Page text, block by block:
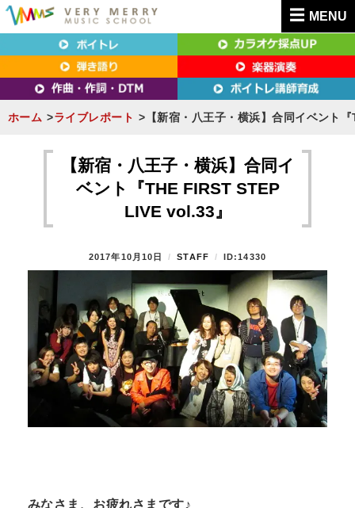
MENU
東京（新宿・八王子）・横浜・名古屋・京都で
「本気」になれるボイトレ教室｜VERY MERRY
MUSIC SCHOOL（ベリーメリー）
東京（新宿・八王子）・横浜・名古屋・京都で「本気」になれるボイトレ教室｜
VERY MERRY MUSIC SCHOOL（ベリーメリー）
ホーム ライブレポート 【新宿・八王子・横浜】合同イベント
【新宿・八王子・横浜】合同イ
ベント『THE FIRST STEP
LIVE vol.33』
P
O
T
E
D
O
N
2017年10月10日
B
Y
STAFF ID:14330
みなさま、お疲れさまです♪